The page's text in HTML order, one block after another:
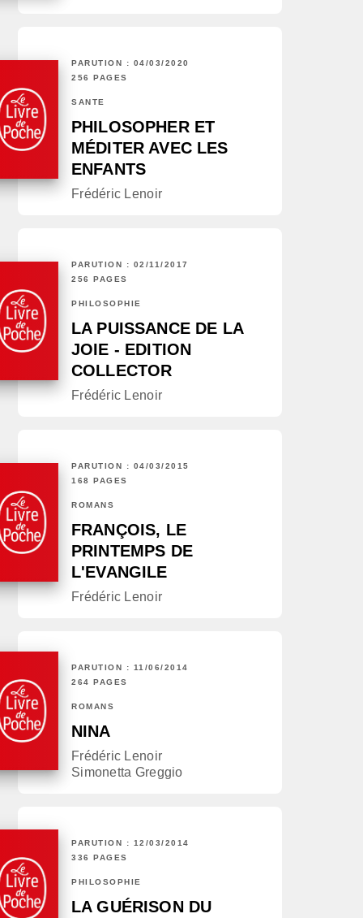
PARUTION : 04/03/2020
256 PAGES
SANTÉ
PHILOSOPHER ET
MÉDITER AVEC LES
ENFANTS
Frédéric Lenoir
PARUTION : 02/11/2017
256 PAGES
PHILOSOPHIE
LA PUISSANCE DE LA
JOIE - EDITION
COLLECTOR
Frédéric Lenoir
PARUTION : 04/03/2015
168 PAGES
ROMANS
FRANÇOIS, LE
PRINTEMPS DE
L'EVANGILE
Frédéric Lenoir
PARUTION : 11/06/2014
264 PAGES
ROMANS
NINA
Frédéric Lenoir
Simonetta Greggio
PARUTION : 12/03/2014
336 PAGES
PHILOSOPHIE
LA GUÉRISON DU